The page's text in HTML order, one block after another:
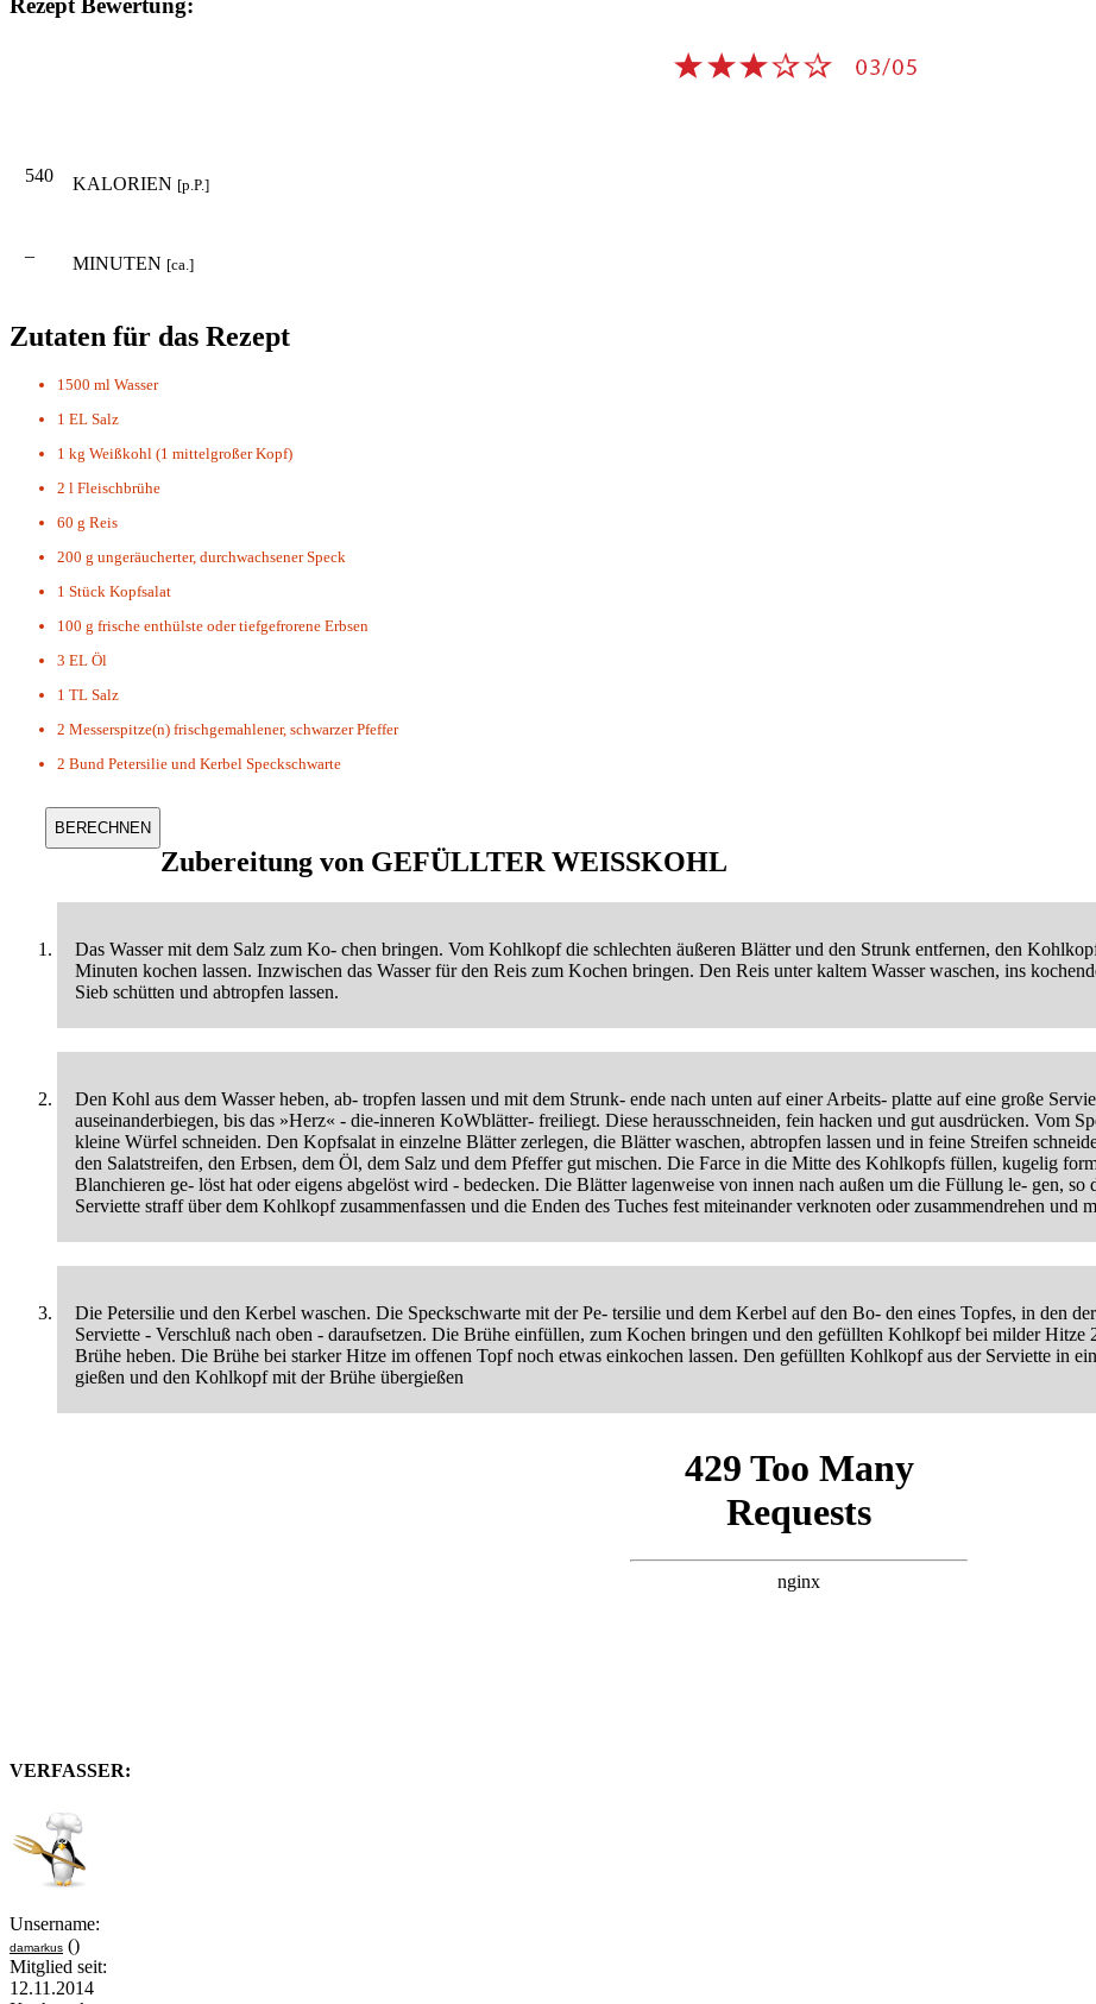
540 KALORIEN [p.P.]
– MINUTEN [ca.]
Zutaten für das Rezept
1500 ml Wasser
1 EL Salz
1 kg Weißkohl (1 mittelgroßer Kopf)
2 l Fleischbrühe
60 g Reis
200 g ungeräucherter, durchwachsener Speck
1 Stück Kopfsalat
100 g frische enthülste oder tiefgefrorene Erbsen
3 EL Öl
1 TL Salz
2 Messerspitze(n) frischgemahlener, schwarzer Pfeffer
2 Bund Petersilie und Kerbel Speckschwarte
Zubereitung von GEFÜLLTER WEISSKOHL
Das Wasser mit dem Salz zum Ko- chen bringen. Vom Kohlkopf die schlechten äußeren Blätter und den Strunk entfernen, den
Minuten kochen lassen. Inzwischen das Wasser für den Reis zum Kochen bringen. Den Reis unter kaltem Wasser waschen, ins
Sieb schütten und abtropfen lassen.
Den Kohl aus dem Wasser heben, ab- tropfen lassen und mit dem Strunk- ende nach unten auf einer Arbeits- platte auf eine große
auseinanderbiegen, bis das »Herz« - die-inneren KoWblätter- freiliegt. Diese herausschneiden, fein hacken und gut ausdrücken. Vom
kleine Würfel schneiden. Den Kopfsalat in einzelne Blätter zerlegen, die Blätter waschen, abtropfen lassen und in feine Streifen
den Salatstreifen, den Erbsen, dem Öl, dem Salz und dem Pfeffer gut mischen. Die Farce in die Mitte des Kohlkopfs füllen, kugelig
Blanchieren ge- löst hat oder eigens abgelöst wird - bedecken. Die Blätter lagenweise von innen nach außen um die Füllung le- gen,
Serviette straff über dem Kohlkopf zusammenfassen und die Enden des Tuches fest miteinander verknoten oder zusammendrehen und
Die Petersilie und den Kerbel waschen. Die Speckschwarte mit der Pe- tersilie und dem Kerbel auf den Bo- den eines Topfes, in den
Serviette - Verschluß nach oben - daraufsetzen. Die Brühe einfüllen, zum Kochen bringen und den gefüllten Kohlkopf bei milder Hitze
Brühe heben. Die Brühe bei starker Hitze im offenen Topf noch etwas einkochen lassen. Den gefüllten Kohlkopf aus der Serviette in
gießen und den Kohlkopf mit der Brühe übergießen
VERFASSER:
Unsername:
damarkus ()
Mitglied seit:
12.11.2014